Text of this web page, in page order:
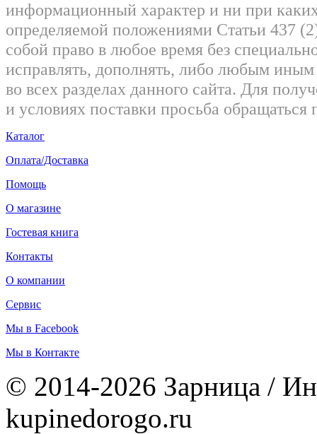
информационный характер и ни при
определяемой положениями Статьи 437
собой право в любое время без
исправлять, дополнять, либо любым
во всех разделах данного сайта. Для
и условиях поставки просьба
Каталог
Оплата/Доставка
Помощь
О магазине
Гостевая книга
Контакты
О компании
Сервис
Мы в Facebook
Мы в Контакте
© 2014-2026 Зарница /
kupinedorogo.ru